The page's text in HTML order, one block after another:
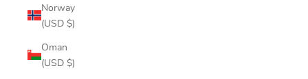
Norway
(USD $)
Oman
(USD $)